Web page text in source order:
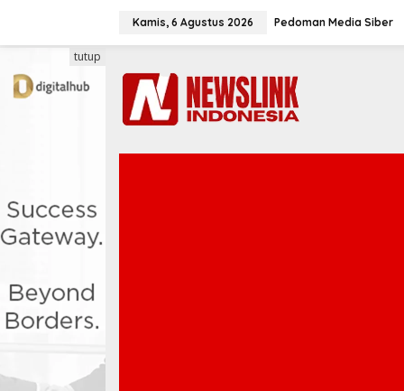
Kamis, 6 Agustus 2026 Pedoman Media Siber
tutup